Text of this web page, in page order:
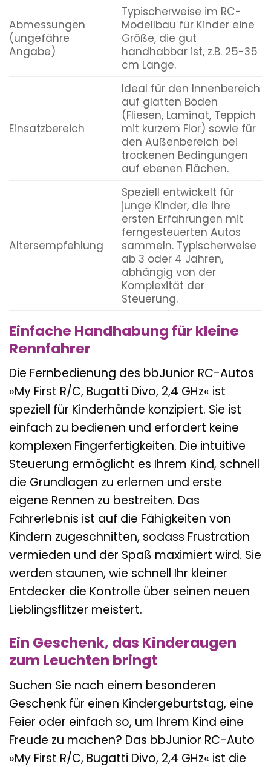
Abmessungen
(ungefähre
Angabe)
Typischerweise im RC-
Modellbau für Kinder eine
Größe, die gut
handhabbar ist, z.B. 25-35
cm Länge.
Einsatzbereich
Ideal für den Innenbereich
auf glatten Böden
(Fliesen, Laminat, Teppich
mit kurzem Flor) sowie für
den Außenbereich bei
trockenen Bedingungen
auf ebenen Flächen.
Altersempfehlung
Speziell entwickelt für
junge Kinder, die ihre
ersten Erfahrungen mit
ferngesteuerten Autos
sammeln. Typischerweise
ab 3 oder 4 Jahren,
abhängig von der
Komplexität der
Steuerung.
Einfache Handhabung für kleine
Rennfahrer
Die Fernbedienung des bbJunior RC-Autos
»My First R/C, Bugatti Divo, 2,4 GHz« ist
speziell für Kinderhände konzipiert. Sie ist
einfach zu bedienen und erfordert keine
komplexen Fingerfertigkeiten. Die intuitive
Steuerung ermöglicht es Ihrem Kind, schnell
die Grundlagen zu erlernen und erste
eigene Rennen zu bestreiten. Das
Fahrerlebnis ist auf die Fähigkeiten von
Kindern zugeschnitten, sodass Frustration
vermieden und der Spaß maximiert wird. Sie
werden staunen, wie schnell Ihr kleiner
Entdecker die Kontrolle über seinen neuen
Lieblingsflitzer meistert.
Ein Geschenk, das Kinderaugen
zum Leuchten bringt
Suchen Sie nach einem besonderen
Geschenk für einen Kindergeburtstag, eine
Feier oder einfach so, um Ihrem Kind eine
Freude zu machen? Das bbJunior RC-Auto
»My First R/C, Bugatti Divo, 2,4 GHz« ist die